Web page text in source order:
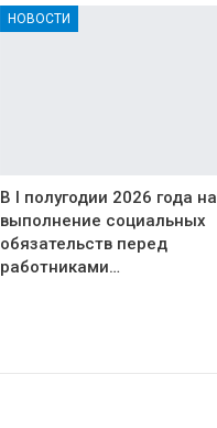
НОВОСТИ
В I полугодии 2026 года на
выполнение социальных
обязательств перед
работниками…